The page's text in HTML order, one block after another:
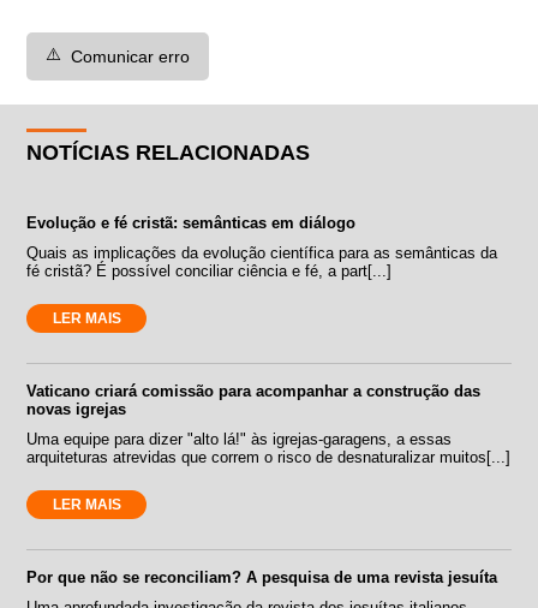
⚠️ Comunicar erro
NOTÍCIAS RELACIONADAS
Evolução e fé cristã: semânticas em diálogo
Quais as implicações da evolução científica para as semânticas da
fé cristã? É possível conciliar ciência e fé, a part[...]
LER MAIS
Vaticano criará comissão para acompanhar a construção das
novas igrejas
Uma equipe para dizer "alto lá!" às igrejas-garagens, a essas
arquiteturas atrevidas que correm o risco de desnaturalizar muitos[...]
LER MAIS
Por que não se reconciliam? A pesquisa de uma revista jesuíta